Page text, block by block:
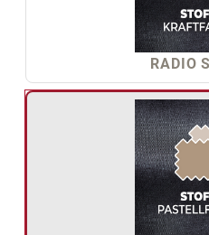
RADIO